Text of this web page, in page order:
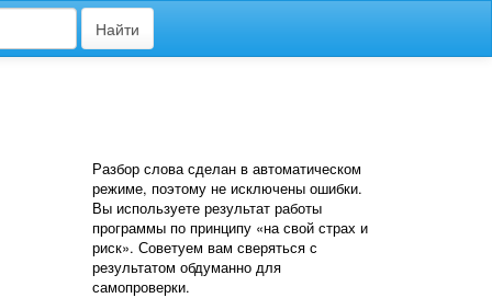
Найти
Разбор слова сделан в автоматическом
режиме, поэтому не исключены ошибки.
Вы используете результат работы
программы по принципу «на свой страх и
риск». Советуем вам сверяться с
результатом обдуманно для
самопроверки.